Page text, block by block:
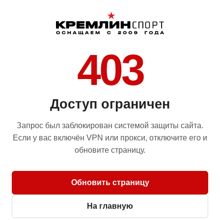
403
Доступ ограничен
Запрос был заблокирован системой защиты сайта.
Если у вас включён VPN или прокси, отключите его и
обновите страницу.
Обновить страницу
На главную